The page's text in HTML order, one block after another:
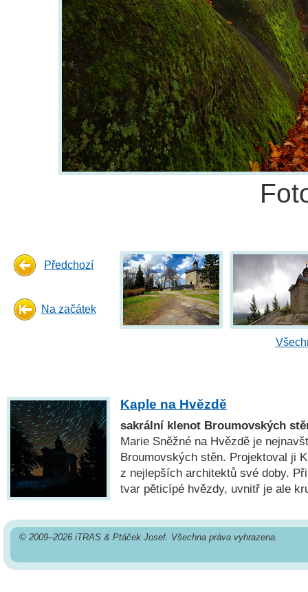
Předchozí
Na začátek
Kaple na Hvězdě
sakrální klenot Broumovských
Marie Sněžné na Hvězdě je
Broumovských stěn. Projektoval ji
z nejlepších architektů své doby.
tvar pěticípé hvězdy, uvnitř je ale
© 2009–2026 iTRAS & Ptáček Josef. Všechna práva vyhrazena.